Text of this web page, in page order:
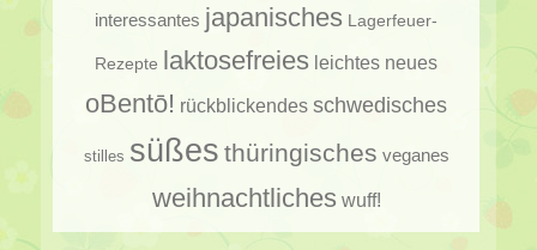
interessantes japanisches Lagerfeuer-
Rezepte laktosefreies leichtes neues
oBentō! rückblickendes schwedisches
stilles süßes thüringisches veganes
weihnachtliches wuff!